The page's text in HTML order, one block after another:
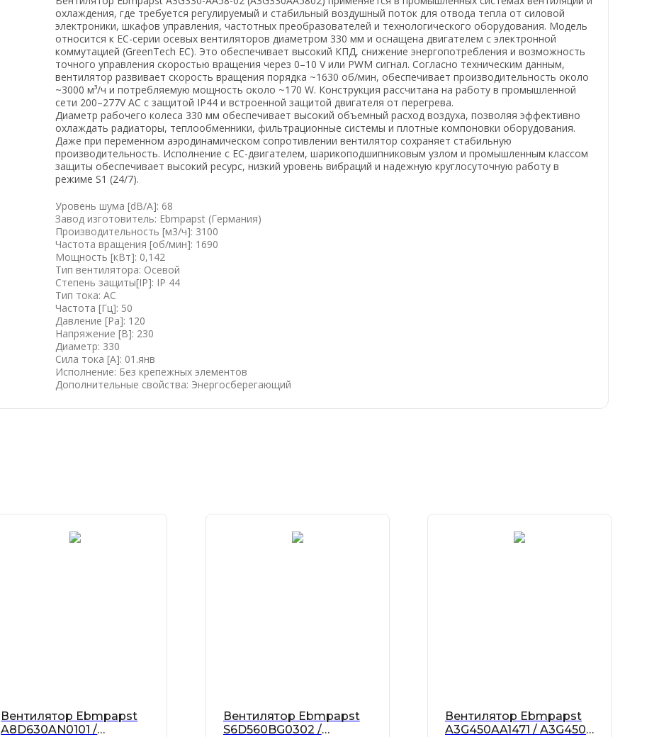
охлаждения, где требуется регулируемый и стабильный воздушный поток для отвода тепла от силовой
электроники, шкафов управления, частотных преобразователей и технологического оборудования. Модель
относится к EC-серии осевых вентиляторов диаметром 330 мм и оснащена двигателем с электронной
коммутацией (GreenTech EC). Это обеспечивает высокий КПД, снижение энергопотребления и возможность
точного управления скоростью вращения через 0–10 V или PWM сигнал. Согласно техническим данным,
вентилятор развивает скорость вращения порядка ~1630 об/мин, обеспечивает производительность около
~3000 м³/ч и потребляемую мощность около ~170 W. Конструкция рассчитана на работу в промышленной
сети 200–277V AC с защитой IP44 и встроенной защитой двигателя от перегрева.
Диаметр рабочего колеса 330 мм обеспечивает высокий объемный расход воздуха, позволяя эффективно
охлаждать радиаторы, теплообменники, фильтрационные системы и плотные компоновки оборудования.
Даже при переменном аэродинамическом сопротивлении вентилятор сохраняет стабильную
производительность. Исполнение с EC-двигателем, шарикоподшипниковым узлом и промышленным классом
защиты обеспечивает высокий ресурс, низкий уровень вибраций и надежную круглосуточную работу в
режиме S1 (24/7).
Уровень шума [dB/A]: 68
Завод изготовитель: Ebmpapst (Германия)
Производительность [м3/ч]: 3100
Частота вращения [об/мин]: 1690
Мощность [кВт]: 0,142
Тип вентилятора: Осевой
Степень защиты[IP]: IP 44
Тип тока: AC
Частота [Гц]: 50
Давление [Pa]: 120
Напряжение [B]: 230
Диаметр: 330
Сила тока [А]: 01.янв
Исполнение: Без крепежных элементов
Дополнительные свойства: Энергосберегающий
Вентилятор Ebmpapst
A8D630AN0101 /
Вентилятор Ebmpapst
S6D560BG0302 /
Вентилятор Ebmpapst
A3G450AA1471 / A3G450-